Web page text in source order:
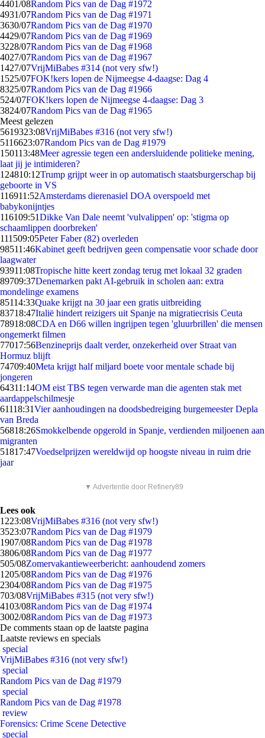
4401/08Random Pics van de Dag #1972
4931/07Random Pics van de Dag #1971
3630/07Random Pics van de Dag #1970
4429/07Random Pics van de Dag #1969
3228/07Random Pics van de Dag #1968
4027/07Random Pics van de Dag #1967
1427/07VrijMiBabes #314 (not very sfw!)
1525/07FOK!kers lopen de Nijmeegse 4-daagse: Dag 4
8325/07Random Pics van de Dag #1966
524/07FOK!kers lopen de Nijmeegse 4-daagse: Dag 3
3824/07Random Pics van de Dag #1965
Meest gelezen
5619323:08VrijMiBabes #316 (not very sfw!)
5116623:07Random Pics van de Dag #1979
150113:48Meer agressie tegen een andersluidende politieke mening,
laat jij je intimideren?
124810:12Trump grijpt weer in op automatisch staatsburgerschap bij
geboorte in VS
116911:52Amsterdams dierenasiel DOA overspoeld met
babykonijntjes
116109:51Dikke Van Dale neemt 'vulvalippen' op: 'stigma op
schaamlippen doorbreken'
111509:05Peter Faber (82) overleden
98511:46Kabinet geeft bedrijven geen compensatie voor schade door
laagwater
93911:08Tropische hitte keert zondag terug met lokaal 32 graden
89709:37Denemarken pakt AI-gebruik in scholen aan: extra
mondelinge examens
85114:33Quake krijgt na 30 jaar een gratis uitbreiding
83718:47Italië hindert reizigers uit Spanje na migratiecrisis Ceuta
78918:08CDA en D66 willen ingrijpen tegen 'gluurbrillen' die mensen
ongemerkt filmen
77017:56Benzineprijs daalt verder, onzekerheid over Straat van
Hormuz blijft
74709:40Meta krijgt half miljard boete voor mentale schade bij
jongeren
64311:14OM eist TBS tegen verwarde man die agenten stak met
aardappelschilmesje
61118:31Vier aanhoudingen na doodsbedreiging burgemeester Depla
van Breda
56818:26Smokkelbende opgerold in Spanje, verdienden miljoenen aan
migranten
51817:47Voedselprijzen wereldwijd op hoogste niveau in ruim drie
jaar
▼ Advertentie door Refinery89
Lees ook
1223:08VrijMiBabes #316 (not very sfw!)
3523:07Random Pics van de Dag #1979
1907/08Random Pics van de Dag #1978
3806/08Random Pics van de Dag #1977
505/08Zomervakantieweerbericht: aanhoudend zomers
1205/08Random Pics van de Dag #1976
2304/08Random Pics van de Dag #1975
703/08VrijMiBabes #315 (not very sfw!)
4103/08Random Pics van de Dag #1974
3002/08Random Pics van de Dag #1973
De comments staan op de laatste pagina
Laatste reviews en specials
special
VrijMiBabes #316 (not very sfw!)
special
Random Pics van de Dag #1979
special
Random Pics van de Dag #1978
review
Forensics: Crime Scene Detective
special